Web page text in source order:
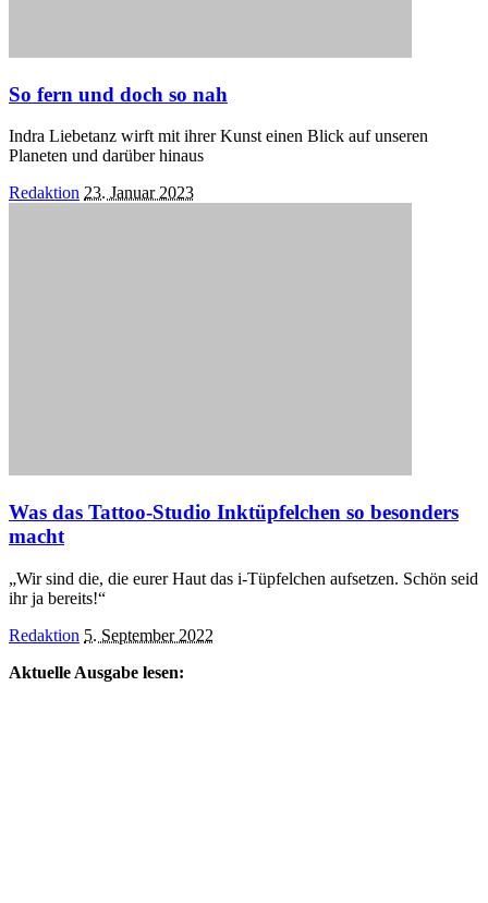
So fern und doch so nah
Indra Liebetanz wirft mit ihrer Kunst einen Blick auf unseren
Planeten und darüber hinaus
Posted
Redaktion 23. Januar 2023
Was das Tattoo-Studio Inktüpfelchen so besonders
macht
„Wir sind die, die eurer Haut das i-Tüpfelchen aufsetzen. Schön seid
ihr ja bereits!“
Posted
Redaktion 5. September 2022
Aktuelle Ausgabe lesen: